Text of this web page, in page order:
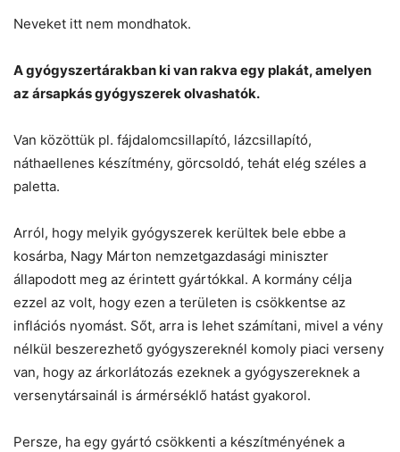
Neveket itt nem mondhatok.
A gyógyszertárakban ki van rakva egy plakát, amelyen
az ársapkás gyógyszerek olvashatók.
Van közöttük pl. fájdalomcsillapító, lázcsillapító,
náthaellenes készítmény, görcsoldó, tehát elég széles a
paletta.
Arról, hogy melyik gyógyszerek kerültek bele ebbe a
kosárba, Nagy Márton nemzetgazdasági miniszter
állapodott meg az érintett gyártókkal. A kormány célja
ezzel az volt, hogy ezen a területen is csökkentse az
inflációs nyomást. Sőt, arra is lehet számítani, mivel a vény
nélkül beszerezhető gyógyszereknél komoly piaci verseny
van, hogy az árkorlátozás ezeknek a gyógyszereknek a
versenytársainál is ármérséklő hatást gyakorol.
Persze, ha egy gyártó csökkenti a készítményének a